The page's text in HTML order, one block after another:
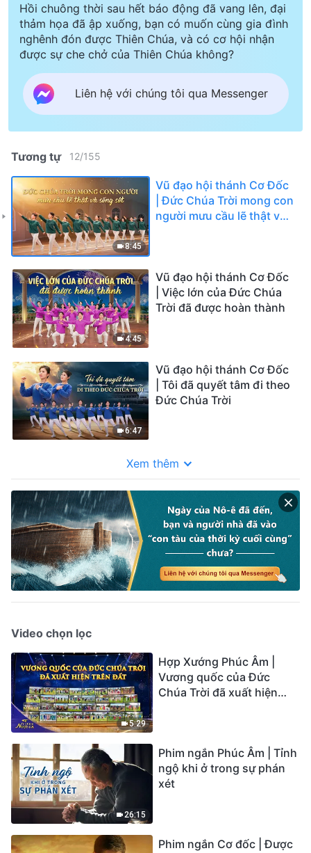
Hồi chuông thời sau hết báo động đã vang lên, đại
thảm họa đã ập xuống, bạn có muốn cùng gia đình
nghênh đón được Thiên Chúa, và có cơ hội nhận
được sự che chở của Thiên Chúa không?
Liên hệ với chúng tôi qua Messenger
Tương tự 12/155
8:45
Vũ đạo hội thánh Cơ Đốc
| Đức Chúa Trời mong con
người mưu cầu lẽ thật và
4:45
Vũ đạo hội thánh Cơ Đốc
| Việc lớn của Đức Chúa
Trời đã được hoàn thành
6:47
Vũ đạo hội thánh Cơ Đốc
| Tôi đã quyết tâm đi theo
Đức Chúa Trời
Xem thêm
Video chọn lọc
5:29
Hợp Xướng Phúc Âm |
Vương quốc của Đức
Chúa Trời đã xuất hiện
26:15
Phim ngắn Phúc Âm | Tỉnh
ngộ khi ở trong sự phán
xét
Phim ngắn Cơ đốc | Được